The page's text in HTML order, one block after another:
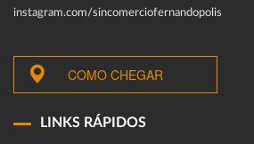
instagram.com/sincomerciofernandopolis
COMO CHEGAR
LINKS RÁPIDOS